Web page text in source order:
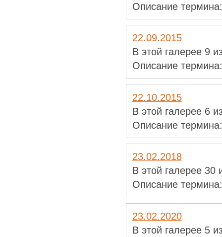
Описание термина:
22.09.2015
В этой галерее 9
Описание термина:
22.10.2015
В этой галерее 6
Описание термина:
23.02.2018
В этой галерее 30
Описание термина:
23.02.2020
В этой галерее 5